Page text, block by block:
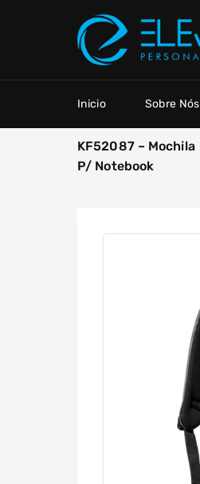
Inicio Sobre Nós
KF52087 – Mochila
P/ Notebook